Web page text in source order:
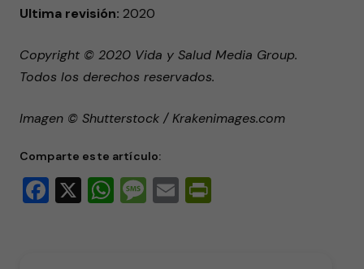
Ultima revisión: 2020
Copyright © 2020 Vida y Salud Media Group.
Todos los derechos reservados.
Imagen © Shutterstock / Krakenimages.com
Comparte este artículo:
Facebook
X WhatsApp
Message
Email